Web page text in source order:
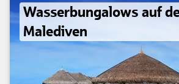
Wasserbungalows auf
Malediven